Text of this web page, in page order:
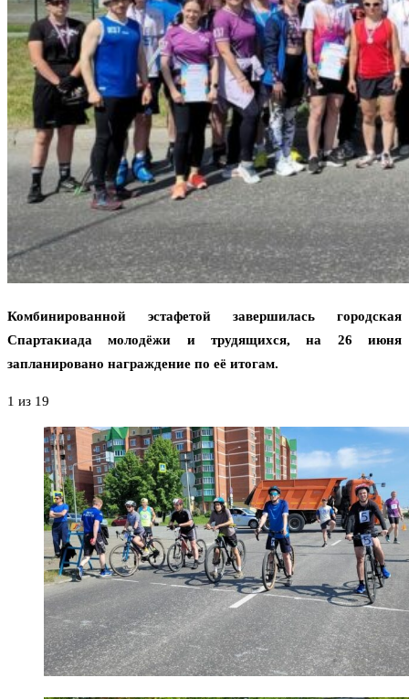
Комбинированной эстафетой завершилась городская
Спартакиада молодёжи и трудящихся, на 26 июня
запланировано награждение по её итогам.
1 из 19